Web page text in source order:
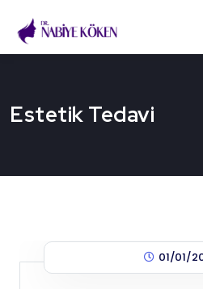
Estetik Tedavi
01/01/